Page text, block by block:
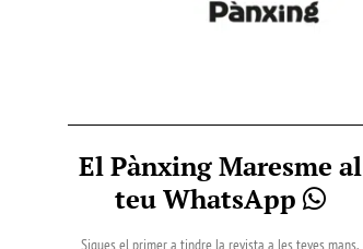
El Pànxing Maresme al
teu WhatsApp
Sigues el primer a tindre la revista a les teves mans.